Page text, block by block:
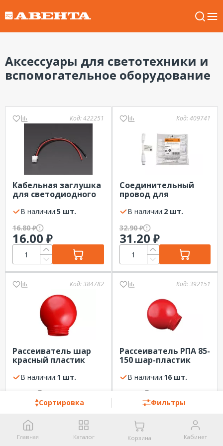
Аксессуары для светотехники и
вспомогательное оборудование
Сортировка Фильтры
Код:422251
Кабельная заглушка
для светодиодного
VARTON
В наличии:
5 шт.
16.80₽
16.00 ₽
Код:409741
Соединительный
провод для
светильников 15см
В наличии:
2 шт.
32.90₽
31.20 ₽
Код:384782
Рассеиватель шар
красный пластик
НББ ЭЛЕТЕХ
В наличии:
1 шт.
39.90₽
Код:392151
Рассеиватель РПА 85-
150 шар-пластик
В наличии:
16 шт.
46.80₽
Главная Каталог Корзина Кабинет